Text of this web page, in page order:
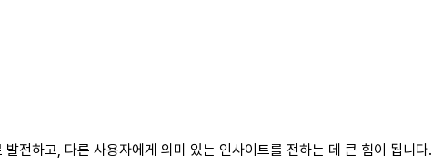
전하고, 다른 사용자에게 의미 있는 인사이트를 전하는 데 큰 힘이 됩니다.